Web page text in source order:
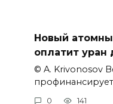
Новый
оплатит уран
© A. Krivonosov
0 141